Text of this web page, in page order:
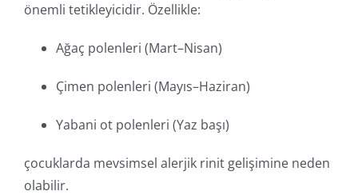
önemli tetikleyicidir. Özellikle:
Ağaç polenleri (Mart–Nisan)
Çimen polenleri (Mayıs–Haziran)
Yabani ot polenleri (Yaz başı)
çocuklarda mevsimsel alerjik rinit gelişimine neden
olabilir.